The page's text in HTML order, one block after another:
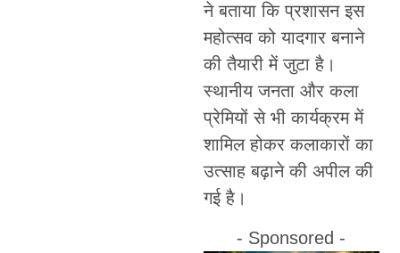
ने बताया कि प्रशासन इस
महोत्सव को यादगार बनाने
की तैयारी में जुटा है।
स्थानीय जनता और कला
प्रेमियों से भी कार्यक्रम में
शामिल होकर कलाकारों का
उत्साह बढ़ाने की अपील की
गई है।
- Sponsored -